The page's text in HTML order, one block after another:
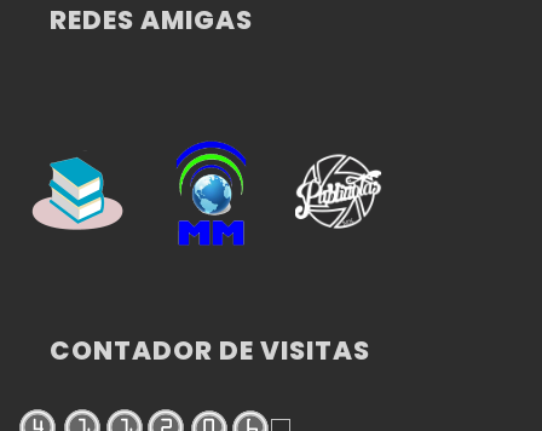
REDES AMIGAS
CONTADOR DE VISITAS